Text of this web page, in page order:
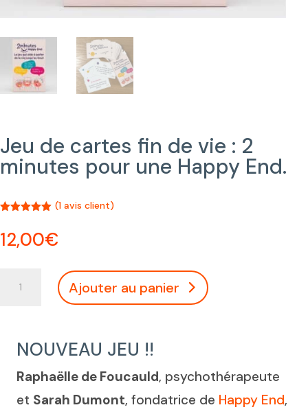
Jeu de cartes fin de vie : 2
minutes pour une Happy End.
basé sur
notation
(1avis client)
12,00€
Ajouter au panier
NOUVEAU JEU !!
Raphaëlle de Foucauld, psychothérapeute
et Sarah Dumont, fondatrice de Happy End,